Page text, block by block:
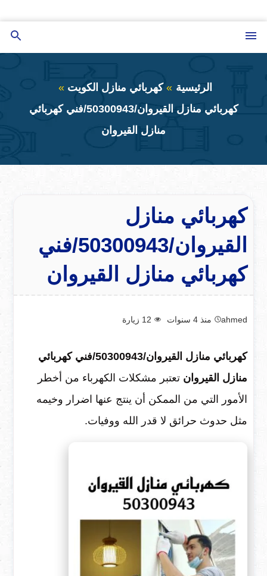
إلى
المحتوى
الرئيسية
كهربائي منازل الكويت
كهربائي منازل القيروان/50300943/فني كهربائي
منازل القيروان
كهربائي منازل
القيروان/50300943/فني
كهربائي منازل القيروان
ahmed منذ 4 سنوات 12 زيارة
كهربائي منازل القيروان/50300943/فني كهربائي
منازل القيروان تعتبر مشكلات الكهرباء من أخطر
الأمور التي من الممكن أن ينتج عنها اضرار وخيمه
مثل حدوث حرائق لا قدر الله ووفيات.